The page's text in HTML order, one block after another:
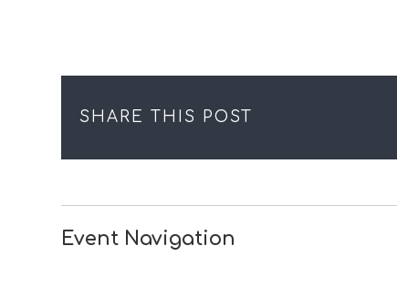
SHARE THIS POST
Event Navigation